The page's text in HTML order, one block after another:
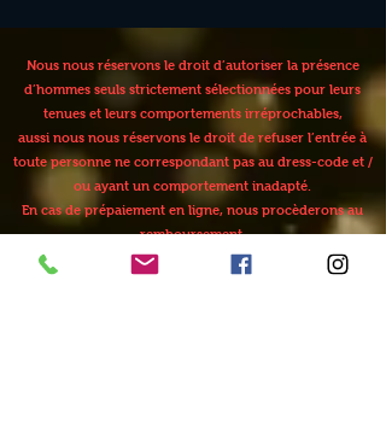
Nous nous réservons le droit d’autoriser la présence
d’hommes seuls strictement sélectionnées pour leurs
tenues et leurs comportements irréprochables,
aussi nous nous réservons le droit de refuser l’entrée à
toute personne ne correspondant pas au dress-code et /
ou ayant un comportement inadapté.
En cas de prépaiement en ligne, nous procèderons au
remboursement.
En cas d'annulation de votre part, aucun
remboursement ne sera effectué moins de